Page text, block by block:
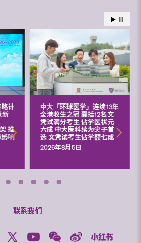
计
新
推
响
中大「环球医学」连续13年
全港收生之冠 囊括12名文
凭试满分考生 佔学医状元
六成 中大医科续为尖子首
选 文凭试考生佔学额七成
2026年8月5日
联系我们